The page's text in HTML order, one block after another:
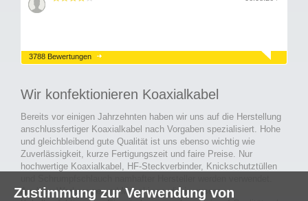
3788 Bewertungen
Wir konfektionieren Koaxialkabel
Bereits vor einigen Jahrzehnten haben wir uns auf die Herstellung
anschlussfertiger Koaxialkabel nach Vorgaben spezialisiert. Hohe
und gleichbleibend gute Qualität ist uns ebenso wichtig wie
Zuverlässigkeit, kurze Fertigungszeit und faire Preise. Nur
hochwertige Koaxialkabel, HF-Steckverbinder, Knickschutztüllen
Auch an Werkzeuge und Maschinen, die in unserer
Zustimmung zur Verwendung von